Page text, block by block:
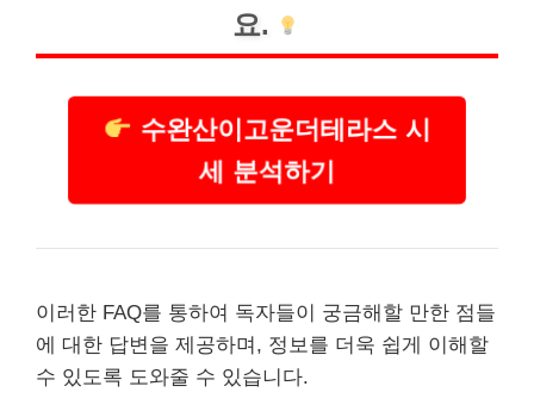
요.
수완산이고운더테라스 시
세 분석하기
이러한 FAQ를 통하여 독자들이 궁금해할 만한 점들
에 대한 답변을 제공하며, 정보를 더욱 쉽게 이해할
수 있도록 도와줄 수 있습니다.